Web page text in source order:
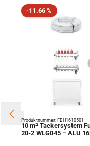
Rabatt
-11.66 %
Produktnummer: FBH1610501
10 m² Tackersystem
20-2 WLG045 – ALU